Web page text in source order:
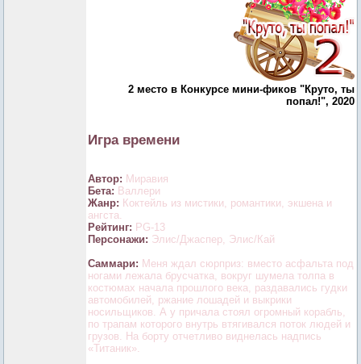
2 место в Конкурсе мини-фиков "Круто, ты
попал!", 2020
Игра времени
Автор: Миравия
Бета: Валлери
Жанр: Коктейль из мистики, романтики, экшена и
ангста.
Рейтинг: PG-13
Персонажи: Элис/Джаспер, Элис/Кай
Саммари: Меня ждал сюрприз: вместо асфальта под
ногами лежала брусчатка, вокруг шумела толпа в
костюмах начала прошлого века, раздавались гудки
автомобилей, ржание лошадей и выкрики
носильщиков. А у причала стоял огромный корабль,
по трапам которого внутрь втягивался поток людей и
грузов. На борту отчетливо виднелась надпись
«Титаник».